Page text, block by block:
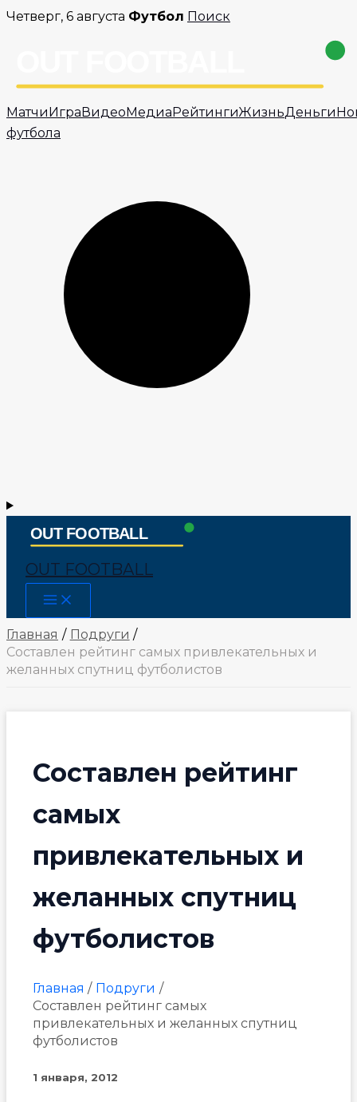
Перейти
Четверг, 6 августа Футбол Поиск
Матчи Игра Видео Медиа РейтингиЖизньДеньги
футбола
OUT FOOTBALL
Main
Menu
Главная
Подруги
Составлен рейтинг самых привлекательных и
желанных спутниц футболистов
Составлен рейтинг
самых
привлекательных и
желанных спутниц
футболистов
Главная
Подруги
Составлен рейтинг самых
привлекательных и желанных спутниц
футболистов
1 января, 2012